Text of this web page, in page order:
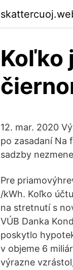
Koľko
12. mar. 2020
po zasadaní Na
sadzby
Pre
/kWh. Koľko
na stretnutí s
VÚB Danka
poskytlo
v objeme 6
výrazne